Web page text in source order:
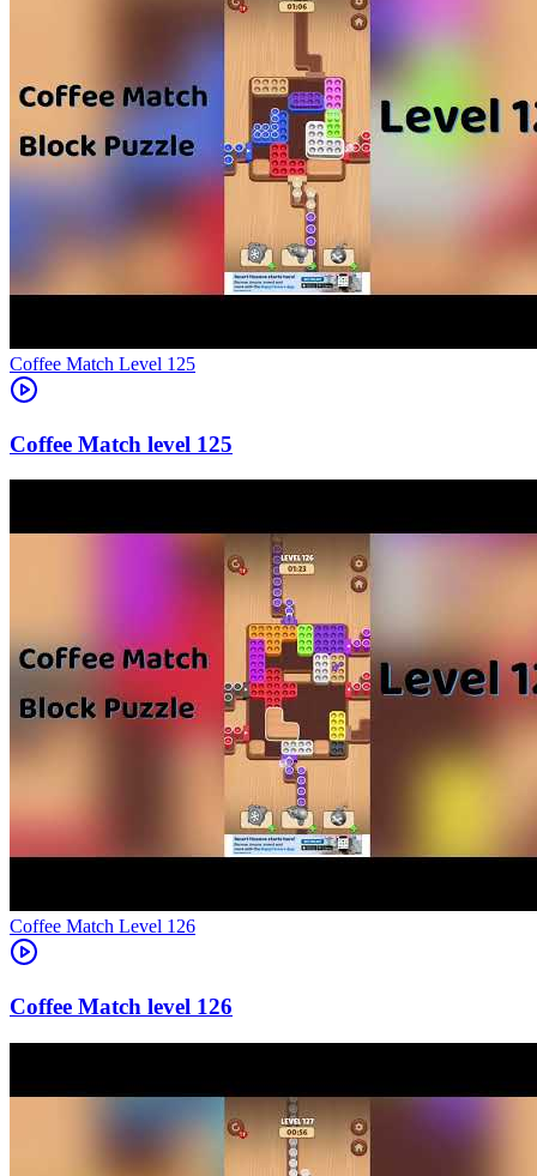
Level 125
125
Level 126
126